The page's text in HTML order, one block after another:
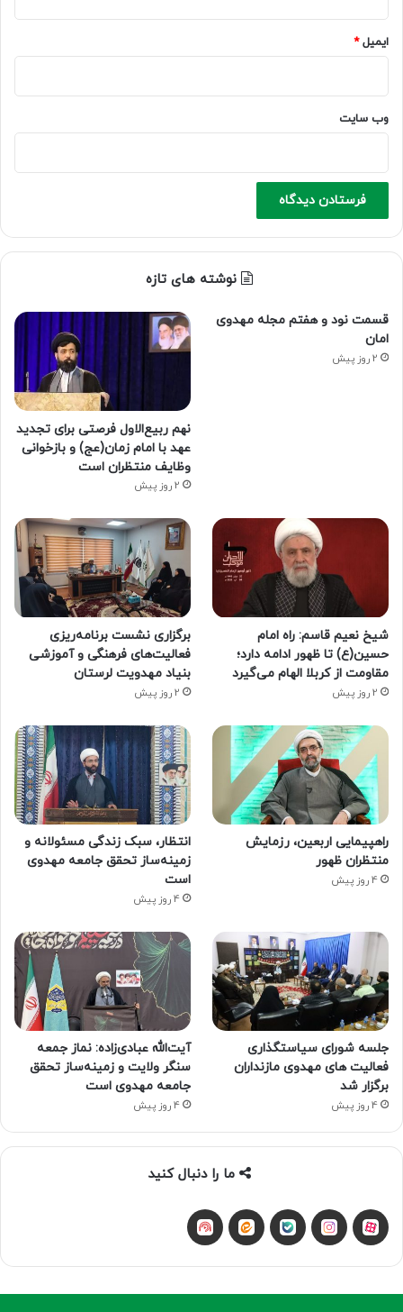
ایمیل*
وب‌ سایت
نوشته های تازه
قسمت نود و هفتم مجله مهدوی
امان
2 روز پیش
نهم ربیع‌الاول فرصتی برای تجدید
عهد با امام زمان(عج) و بازخوانی
وظایف منتظران است
2 روز پیش
شیخ نعیم قاسم: راه امام
حسین(ع) تا ظهور ادامه دارد؛
مقاومت از کربلا الهام می‌گیرد
2 روز پیش
برگزاری نشست برنامه‌ریزی
فعالیت‌های فرهنگی و آموزشی
بنیاد مهدویت لرستان
2 روز پیش
راهپیمایی اربعین، رزمایش
منتظران ظهور
4 روز پیش
انتظار، سبک زندگی مسئولانه و
زمینه‌ساز تحقق جامعه مهدوی
است
4 روز پیش
جلسه شورای سیاستگذاری
فعالیت های مهدوی مازنداران
برگزار شد
4 روز پیش
آیت‌الله عبادی‌زاده: نماز جمعه
سنگر ولایت و زمینه‌ساز تحقق
جامعه مهدوی است
4 روز پیش
ما را دنبال کنید
آپاراتاینستاگرام
بله ایتا شنوتو